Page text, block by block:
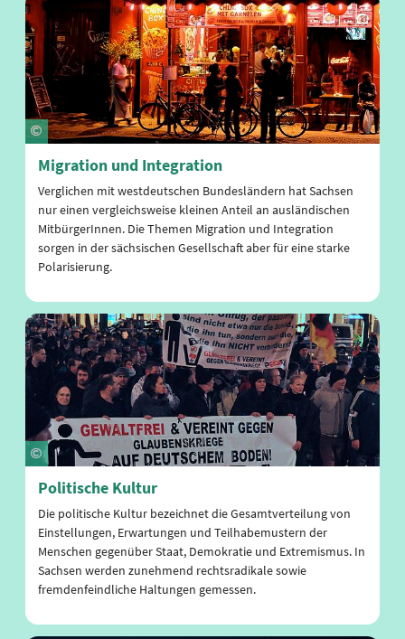
Migration und Integration
Verglichen mit westdeutschen Bundesländern hat Sachsen
nur einen vergleichsweise kleinen Anteil an ausländischen
MitbürgerInnen. Die Themen Migration und Integration
sorgen in der sächsischen Gesellschaft aber für eine starke
Polarisierung.
Politische Kultur
Die politische Kultur bezeichnet die Gesamtverteilung von
Einstellungen, Erwartungen und Teilhabemustern der
Menschen gegenüber Staat, Demokratie und Extremismus. In
Sachsen werden zunehmend rechtsradikale sowie
fremdenfeindliche Haltungen gemessen.